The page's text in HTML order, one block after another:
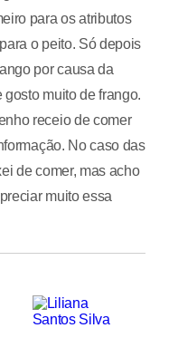
para os atributos
o peito. Só depois
por causa da
muito de frango.
receio de comer
No caso das
de comer, mas acho
muito essa